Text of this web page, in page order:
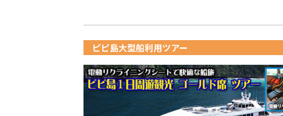
ピピ島大型船利用ツアー